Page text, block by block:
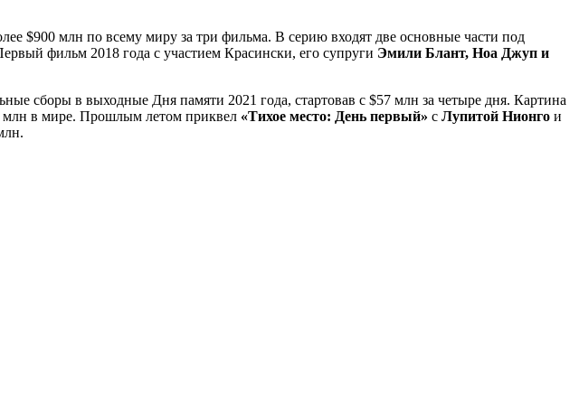
$900 млн по всему миру за три фильма. В серию входят две основные части под
фильм 2018 года с участием Красински, его супруги Эмили Блант, Ноа Джуп и
сборы в выходные Дня памяти 2021 года, стартовав с $57 млн за четыре дня. Картина
млн в мире. Прошлым летом приквел «Тихое место: День первый» с Лупитой Нионго и